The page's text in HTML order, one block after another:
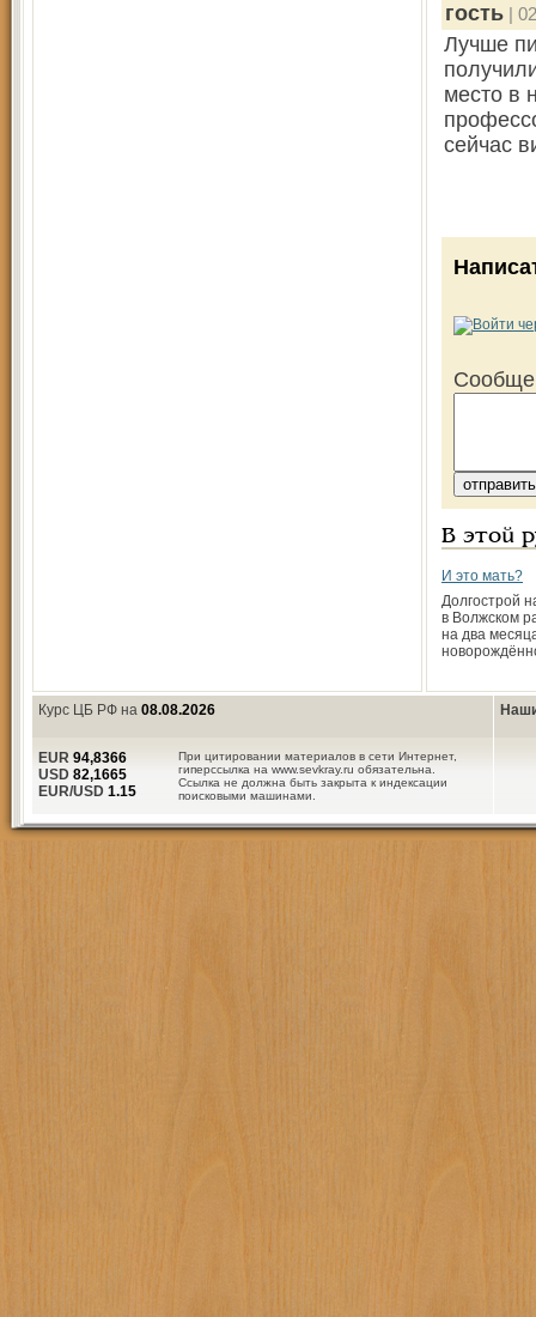
гость |
Лучше
место в
сейчас
В этой
И это мать?
Долгострой
в Волжском
на два
Курс ЦБ РФ на 08.08.2026
При цитировании материалов в сети Интернет,
гиперссылка на www.sevkray.ru обязательна.
Ссылка не должна быть закрыта к индексации
поисковыми машинами.
EUR 94,8366
USD 82,1665
EUR/USD 1.15